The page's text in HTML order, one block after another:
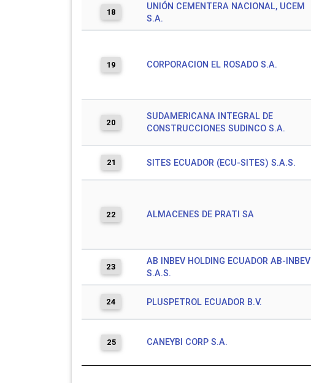
18
UNIÓN CEMENTERA NACIONAL, UCEM
S.A.
19 CORPORACION EL ROSADO S.A.
20
SUDAMERICANA INTEGRAL DE
CONSTRUCCIONES SUDINCO S.A.
21 SITES ECUADOR (ECU-SITES) S.A.S.
22 ALMACENES DE PRATI SA
23
AB INBEV HOLDING ECUADOR AB-INBEV
S.A.S.
24 PLUSPETROL ECUADOR B.V.
25 CANEYBI CORP S.A.